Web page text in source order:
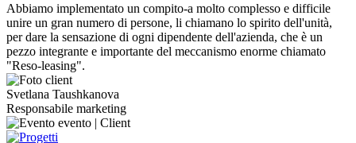
Abbiamo implementato un compito-a molto complesso e difficile
unire un gran numero di persone, li chiamano lo spirito dell'unità,
per dare la sensazione di ogni dipendente dell'azienda, che è un
pezzo integrante e importante del meccanismo enorme chiamato
"Reso-leasing".
Svetlana Taushkanova
Responsabile marketing